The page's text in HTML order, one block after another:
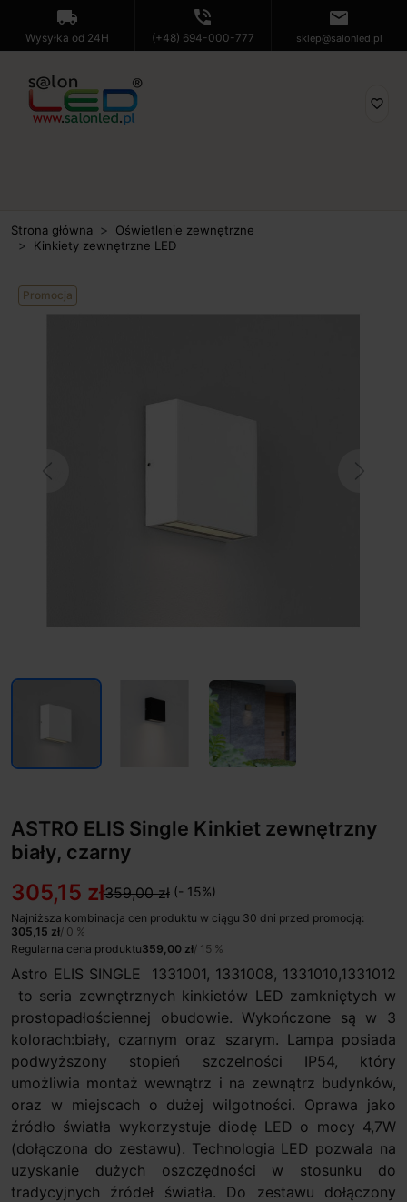
local_shipping
Wysyłka od 24H
phone_in_talk
(+48) 694-000-777
mail
sklep@salonled.pl
favorite_border
Strona główna
Oświetlenie zewnętrzne
Kinkiety zewnętrzne LED
Promocja
ASTRO ELIS Single Kinkiet zewnętrzny
biały, czarny
305,15 zł359,00 zł (- 15%)
Najniższa kombinacja cen produktu w ciągu 30 dni przed promocją:
305,15 zł/ 0 %
Regularna cena produktu359,00 zł/ 15 %
Astro ELIS SINGLE 1331001, 1331008, 1331010,1331012
to seria zewnętrznych kinkietów LED zamkniętych w
prostopadłościennej obudowie. Wykończone są w 3
kolorach:biały, czarnym oraz szarym. Lampa posiada
podwyższony stopień szczelności IP54, który
umożliwia montaż wewnątrz i na zewnątrz budynków,
oraz w miejscach o dużej wilgotności. Oprawa jako
źródło światła wykorzystuje diodę LED o mocy 4,7W
(dołączona do zestawu). Technologia LED pozwala na
uzyskanie dużych oszczędności w stosunku do
tradycyjnych źródeł światła. Do zestawu dołączony